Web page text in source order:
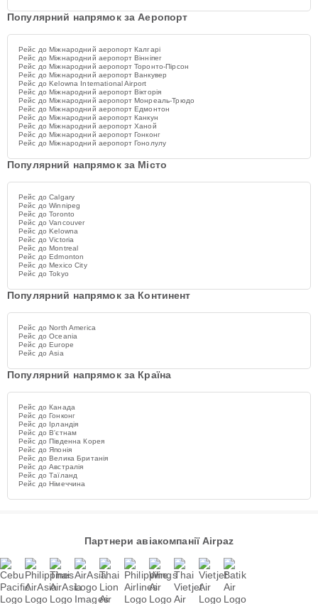
Популярний напрямок за Аеропорт
Рейс до Міжнародний аеропорт Калгарі
Рейс до Міжнародний аеропорт Вінніпег
Рейс до Міжнародний аеропорт Торонто-Пірсон
Рейс до Міжнародний аеропорт Ванкувер
Рейс до Kelowna International Airport
Рейс до Міжнародний аеропорт Вікторія
Рейс до Міжнародний аеропорт Монреаль-Трюдо
Рейс до Міжнародний аеропорт Едмонтон
Рейс до Міжнародний аеропорт Канкун
Рейс до Міжнародний аеропорт Ханой
Рейс до Міжнародний аеропорт Гонконг
Рейс до Міжнародний аеропорт Гонолулу
Популярний напрямок за Місто
Рейс до Calgary
Рейс до Winnipeg
Рейс до Toronto
Рейс до Vancouver
Рейс до Kelowna
Рейс до Victoria
Рейс до Montreal
Рейс до Edmonton
Рейс до Mexico City
Рейс до Tokyo
Популярний напрямок за Континент
Рейс до North America
Рейс до Oceania
Рейс до Europe
Рейс до Asia
Популярний напрямок за Країна
Рейс до Канада
Рейс до Гонконг
Рейс до Ірландія
Рейс до В'єтнам
Рейс до Південна Корея
Рейс до Японія
Рейс до Велика Британія
Рейс до Австралія
Рейс до Таїланд
Рейс до Німеччина
Партнери авіакомпанії Airpaz